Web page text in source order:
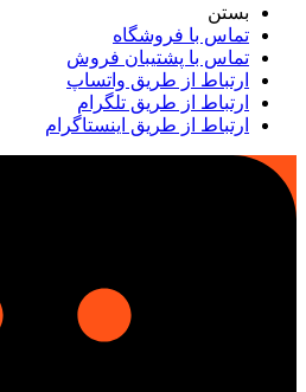
بستن
تماس با فروشگاه
تماس با پشتیبان فروش
ارتباط از طریق واتساپ
ارتباط از طریق تلگرام
ارتباط از طریق اینستاگرام